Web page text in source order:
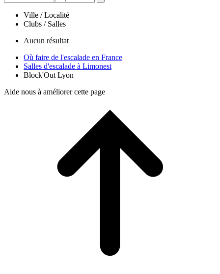
Ville / Localité
Clubs / Salles
Aucun résultat
Où faire de l'escalade en France
Salles d'escalade à Limonest
Block'Out Lyon
Aide nous à améliorer cette page